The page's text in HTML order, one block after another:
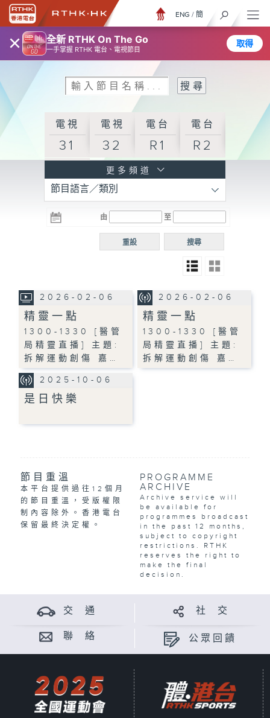
× 全新 RTHK On The Go
一手掌握 RTHK 電台、電視節目
取得
ENG / 簡
電視
31
電視
32
電台
R1
電台
R2
R3
電台 電台
R5
電台
普通
更多頻道
節目語言／類別
由 至
搜尋
重設
2026-02-06
精靈一點
1300-1330 [醫管
局精靈直播] 主題:
拆解運動創傷 嘉…
2026-02-06
精靈一點
1300-1330 [醫管
局精靈直播] 主題:
拆解運動創傷 嘉…
2025-10-06
是日快樂
節目重溫
本平台提供過往12個月
的節目重溫，受版權限
制內容除外。香港電台
保留最終決定權。
PROGRAMME
ARCHIVE
Archive service will
be available for
programmes broadcast
in the past 12 months,
subject to copyright
restrictions. RTHK
reserves the right to
make the final
decision.
交 通 社 交
聯 絡 公眾回饋